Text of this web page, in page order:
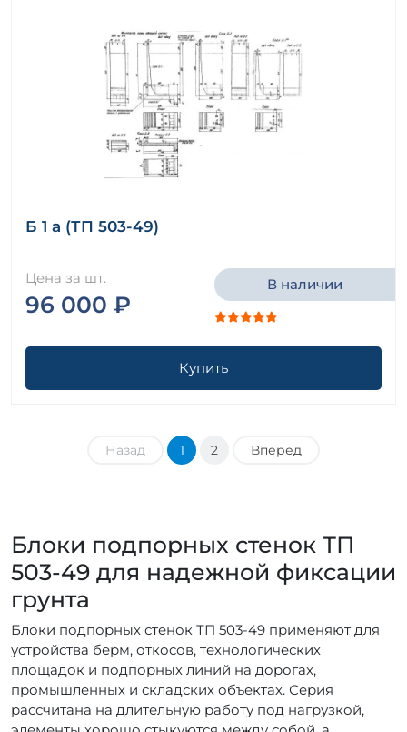
Б 1 а (ТП 503-49)
Цена за шт.
96 000 ₽
В наличии
Купить
Назад 1 2 Вперед
Блоки подпорных стенок ТП
503-49 для надежной фиксации
грунта
Блоки подпорных стенок ТП 503-49 применяют для
устройства берм, откосов, технологических
площадок и подпорных линий на дорогах,
промышленных и складских объектах. Серия
рассчитана на длительную работу под нагрузкой,